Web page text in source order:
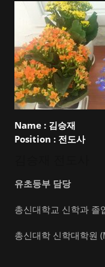
Name : 김승재
Position : 전도사
유초등부 담당
총신대학교 신학과 졸
총신대학 신학대학원